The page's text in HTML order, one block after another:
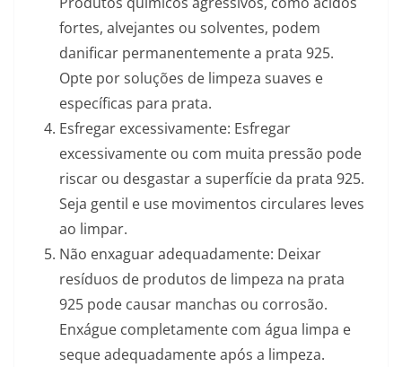
fortes, alvejantes ou solventes, podem
danificar permanentemente a prata 925.
Opte por soluções de limpeza suaves e
específicas para prata.
Esfregar excessivamente: Esfregar
excessivamente ou com muita pressão pode
riscar ou desgastar a superfície da prata 925.
Seja gentil e use movimentos circulares leves
ao limpar.
Não enxaguar adequadamente: Deixar
resíduos de produtos de limpeza na prata
925 pode causar manchas ou corrosão.
Enxágue completamente com água limpa e
seque adequadamente após a limpeza.